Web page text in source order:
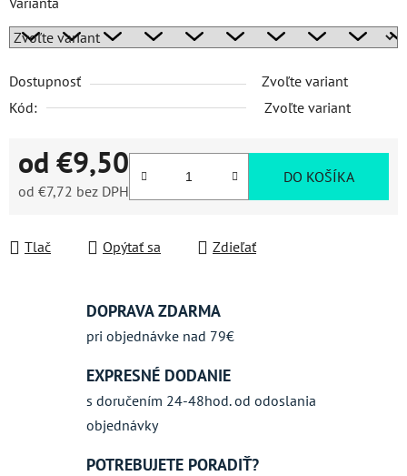
Dostupnosť
Zvoľte variant
Kód:
Zvoľte variant
od €9,50
od €7,72 bez DPH
DO KOŠÍKA
Tlač Opýtať sa Zdieľať
DOPRAVA ZDARMA
pri objednávke nad 79€
EXPRESNÉ DODANIE
s doručením 24-48hod. od odoslania
objednávky
POTREBUJETE PORADIŤ?